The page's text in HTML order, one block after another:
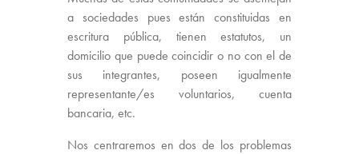
a sociedades pues están constituidas en
escritura pública, tienen estatutos, un
domicilio que puede coincidir o no con el de
sus integrantes, poseen igualmente
representante/es voluntarios, cuenta
bancaria, etc.
Nos centraremos en dos de los problemas